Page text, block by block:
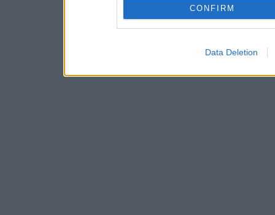
CONFIRM
Data Deletion